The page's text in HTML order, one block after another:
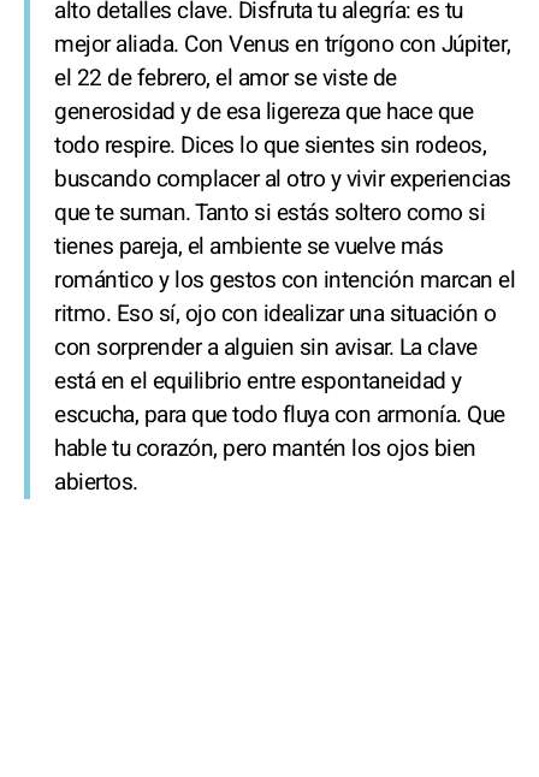
alto detalles clave. Disfruta tu alegría: es tu
mejor aliada. Con Venus en trígono con Júpiter,
el 22 de febrero, el amor se viste de
generosidad y de esa ligereza que hace que
todo respire. Dices lo que sientes sin rodeos,
buscando complacer al otro y vivir experiencias
que te suman. Tanto si estás soltero como si
tienes pareja, el ambiente se vuelve más
romántico y los gestos con intención marcan el
ritmo. Eso sí, ojo con idealizar una situación o
con sorprender a alguien sin avisar. La clave
está en el equilibrio entre espontaneidad y
escucha, para que todo fluya con armonía. Que
hable tu corazón, pero mantén los ojos bien
abiertos.